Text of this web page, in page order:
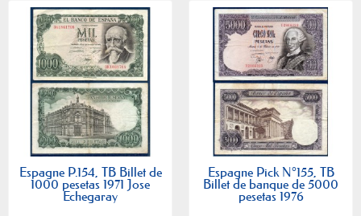
Espagne P.154, TB Billet de
1000 pesetas 1971 Jose
Echegaray
Espagne Pick N°155, TB
Billet de banque de 5000
pesetas 1976